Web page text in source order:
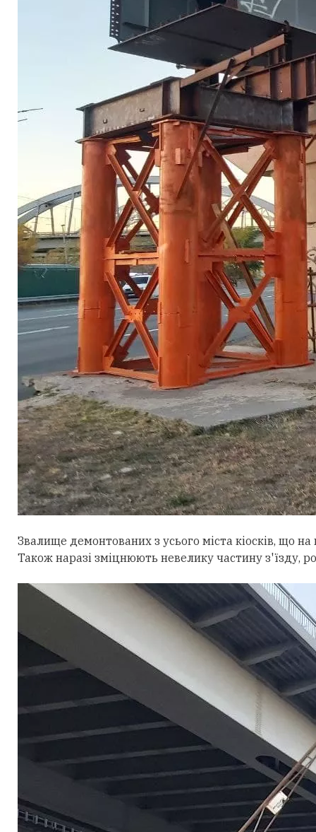
Звалище демонтованих з усього міста кіосків, що
Також наразі зміцнюють невелику частину з'їзду,